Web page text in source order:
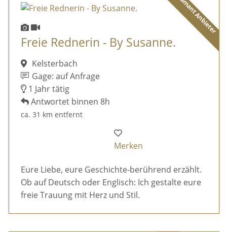
Diamant Anbieter
Freie Rednerin - By Susanne.
Kelsterbach
Gage: auf Anfrage
1 Jahr tätig
Antwortet binnen 8h
ca. 31 km entfernt
Merken
Eure Liebe, eure Geschichte-berührend erzählt.
Ob auf Deutsch oder Englisch: Ich gestalte eure
freie Trauung mit Herz und Stil.